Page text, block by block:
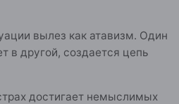
вылез как атавизм. Один
в другой, создается цепь
достигает немыслимых